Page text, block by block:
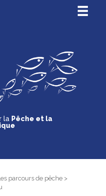
la Pêche et la
parcours de pêche >